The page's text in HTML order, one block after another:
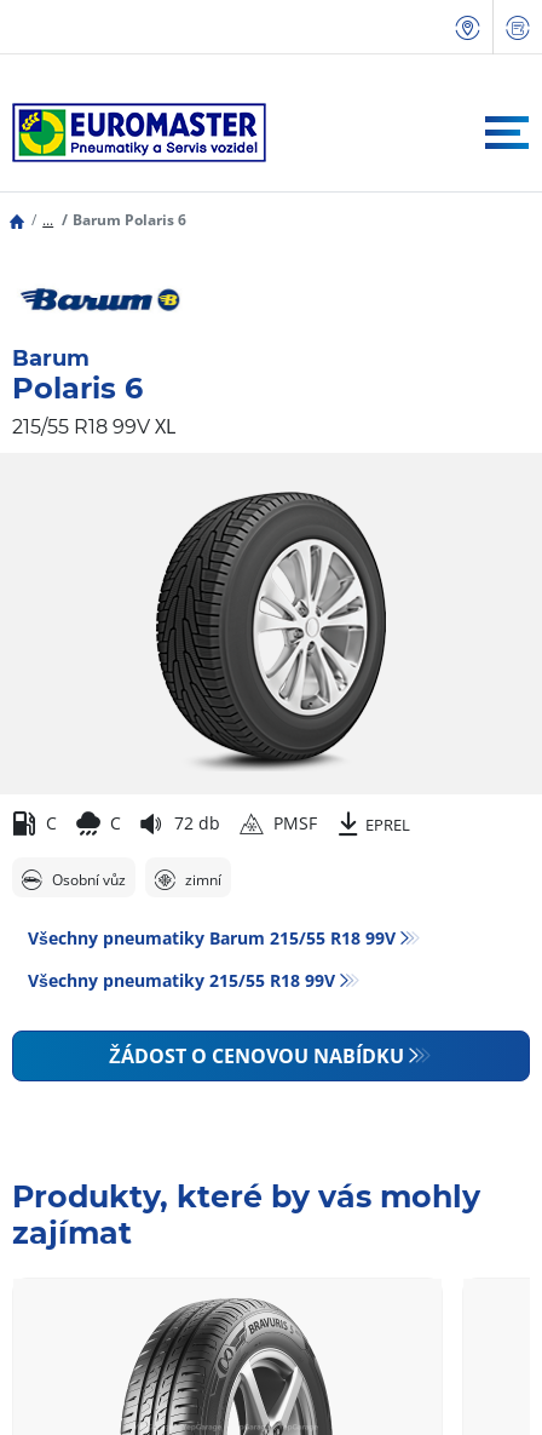
... Barum Polaris 6
Barum
Polaris 6
215/55 R18 99V XL
C C 72 db PMSF EPREL
Osobní vůz zimní
Všechny pneumatiky Barum 215/55 R18 99V
Všechny pneumatiky‎ 215/55 R18 99V
ŽÁDOST O CENOVOU NABÍDKU
Produkty, které by vás mohly
zajímat